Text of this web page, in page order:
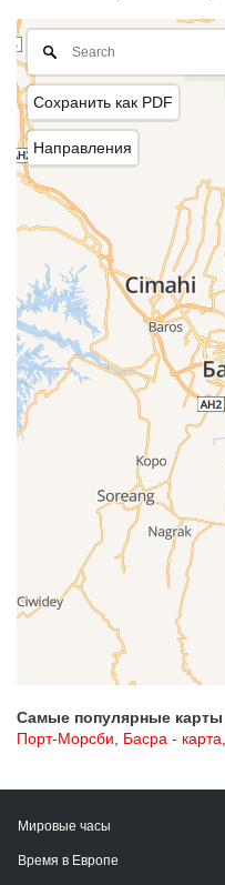
Сохранить как PDF
Направления
Самые популярные карты
Порт-Морсби, Басра - карта,
Мировые часы
Время в Европе